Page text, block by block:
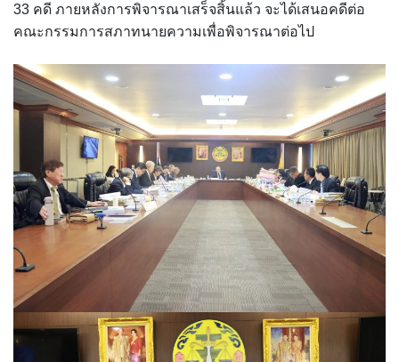
33 คดี ภายหลังการพิจารณาเสร็จสิ้นแล้ว จะได้เสนอคดีต่อ
คณะกรรมการสภาทนายความเพื่อพิจารณาต่อไป